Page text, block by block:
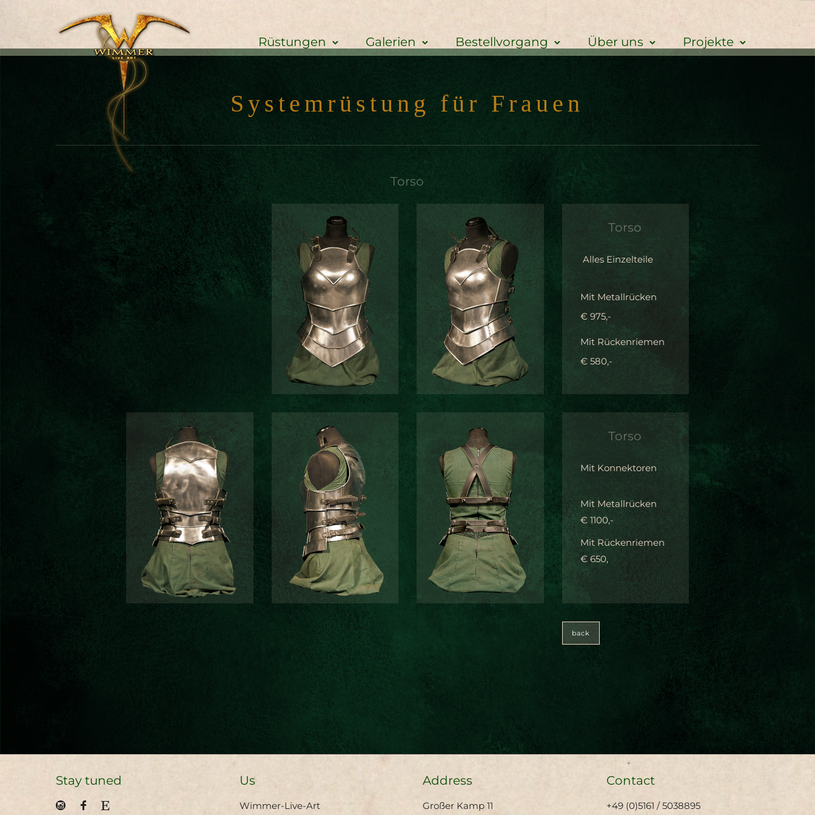
Rüstungen Galerien Bestellvorgang Über uns Projekte
S ys temrüs tung für Fraue n
Torso
Torso
Alles Einzelteile
Mit Metallrücken
€ 975,-
Mit Rückenriemen
€ 580,-
Torso
Mit Konnektoren
Mit Metallrücken
€ 1100,-
Mit Rückenriemen
€ 650,
back
Stay tuned Us
Wimmer-Live-Art
Address
Großer Kamp 11
Contact
+49 (0)5161 / 5038895